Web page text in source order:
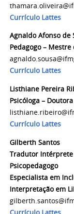
Currículo Lattes
Agnaldo Afonso de
Pedagogo – Mestre
Currículo Lattes
Listhiane Pereira
Psicóloga –
Currículo Lattes
Gilberth Santos
Tradutor
Psicopedagogo
Especialista em
Interpretação em